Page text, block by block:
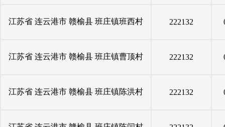
江苏省 连云港市 赣榆县 班庄镇班西村 222132
江苏省 连云港市 赣榆县 班庄镇曹顶村 222132
江苏省 连云港市 赣榆县 班庄镇陈洪村 222132